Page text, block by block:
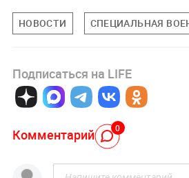
НОВОСТИ СПЕЦИАЛЬНАЯ
Подписаться на LIFE
Комментарий 0